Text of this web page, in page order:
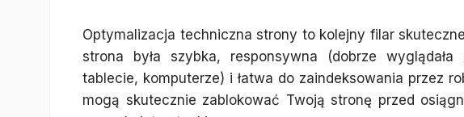
Optymalizacja techniczna strony to kolejny filar
strona była szybka, responsywna (dobrze
tablecie, komputerze) i łatwa do zaindeksowania przez
mogą skutecznie zablokować Twoją stronę przed